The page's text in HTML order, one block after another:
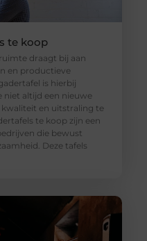
te koop
draagt bij aan
en productieve
is hierbij
niet altijd een nieuwe
en uitstraling te
te koop zijn een
die bewust
Deze tafels